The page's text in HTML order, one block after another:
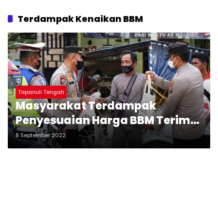
Terdampak Kenaikan BBM
Tapanuli Tengah
Masyarakat Terdampak
Penyesuaian Harga BBM Terima
Bansos dari Polres Tapteng
8 September 2022